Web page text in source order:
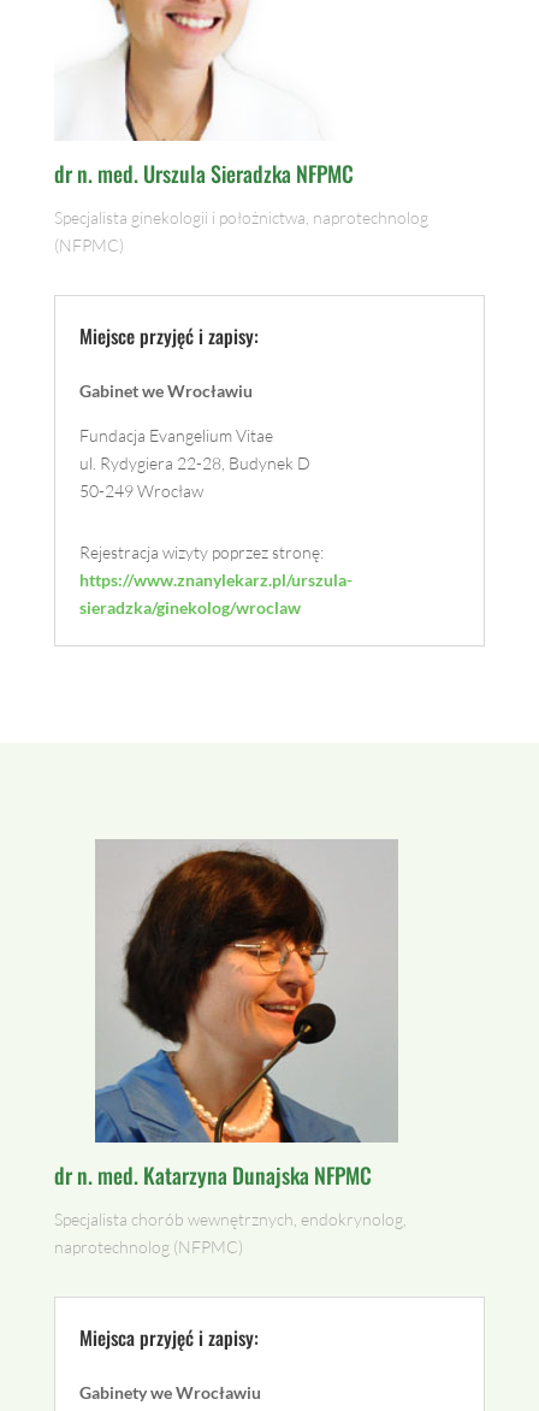
dr n. med. Urszula Sieradzka NFPMC
Specjalista ginekologii i położnictwa, naprotechnolog
(NFPMC)
Miejsce przyjęć i zapisy:
Gabinet we Wrocławiu
Fundacja Evangelium Vitae
ul. Rydygiera 22-28, Budynek D
50-249 Wrocław
Rejestracja wizyty poprzez stronę:
https://www.znanylekarz.pl/urszula-
sieradzka/ginekolog/wroclaw
dr n. med. Katarzyna Dunajska NFPMC
Specjalista chorób wewnętrznych, endokrynolog,
naprotechnolog (NFPMC)
Miejsca przyjęć i zapisy:
Gabinety we Wrocławiu